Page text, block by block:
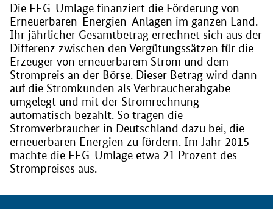
Die EEG-Umlage finanziert die Förderung von
Erneuerbaren-Energien-Anlagen im ganzen Land.
Ihr jährlicher Gesamtbetrag errechnet sich aus der
Differenz zwischen den Vergütungssätzen für die
Erzeuger von erneuerbarem Strom und dem
Strompreis an der Börse. Dieser Betrag wird dann
auf die Stromkunden als Verbraucherabgabe
umgelegt und mit der Stromrechnung
automatisch bezahlt. So tragen die
Stromverbraucher in Deutschland dazu bei, die
erneuerbaren Energien zu fördern. Im Jahr 2015
machte die EEG-Umlage etwa 21 Prozent des
Strompreises aus.